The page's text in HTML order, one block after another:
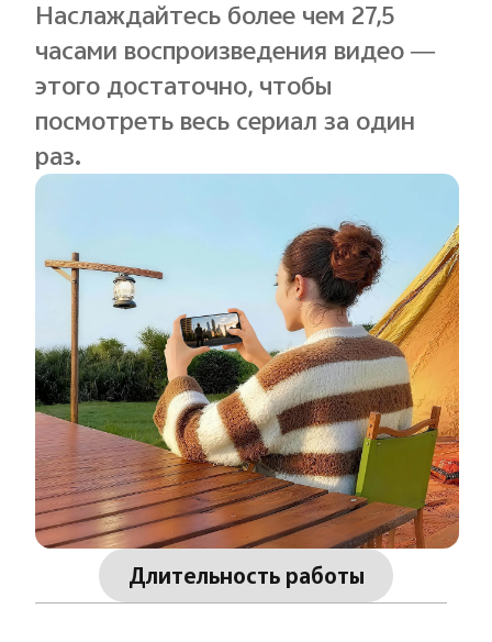
Наслаждайтесь более чем 27,5
часами воспроизведения видео —
этого достаточно, чтобы
посмотреть весь сериал за один
раз.
Длительность работы